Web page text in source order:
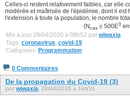
Celles-ci restent relativement faibles, car elle
modérée et maîtrisée de l'épidémie, dont il est
l'extension à toute la population; le nombre
(Ncas ≤ 500E3
Mis à jour 29/04/2020 à 08h52 par wiwaxia
Tags: coronavirus, covid-19
Catégories: Programmation
0 Commentaires
De la propagation du Covid-19 (3)
par wiwaxia, 28/04/2020 à 16h16